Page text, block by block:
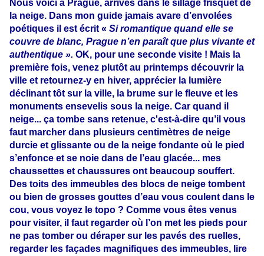
Nous voici à Prague, arrivés dans le sillage frisquet de
la neige. Dans mon guide jamais avare d’envolées
poétiques il est écrit « Si romantique quand elle se
couvre de blanc, Prague n’en paraît que plus vivante et
authentique ». OK, pour une seconde visite ! Mais la
première fois, venez plutôt au printemps découvrir la
ville et retournez-y en hiver, apprécier la lumière
déclinant tôt sur la ville, la brume sur le fleuve et les
monuments ensevelis sous la neige. Car quand il
neige... ça tombe sans retenue, c'est-à-dire qu’il vous
faut marcher dans plusieurs centimètres de neige
durcie et glissante ou de la neige fondante où le pied
s’enfonce et se noie dans de l’eau glacée... mes
chaussettes et chaussures ont beaucoup souffert.
Des toits des immeubles des blocs de neige tombent
ou bien de grosses gouttes d’eau vous coulent dans le
cou, vous voyez le topo ? Comme vous êtes venus
pour visiter, il faut regarder où l’on met les pieds pour
ne pas tomber ou déraper sur les pavés des ruelles,
regarder les façades magnifiques des immeubles, lire